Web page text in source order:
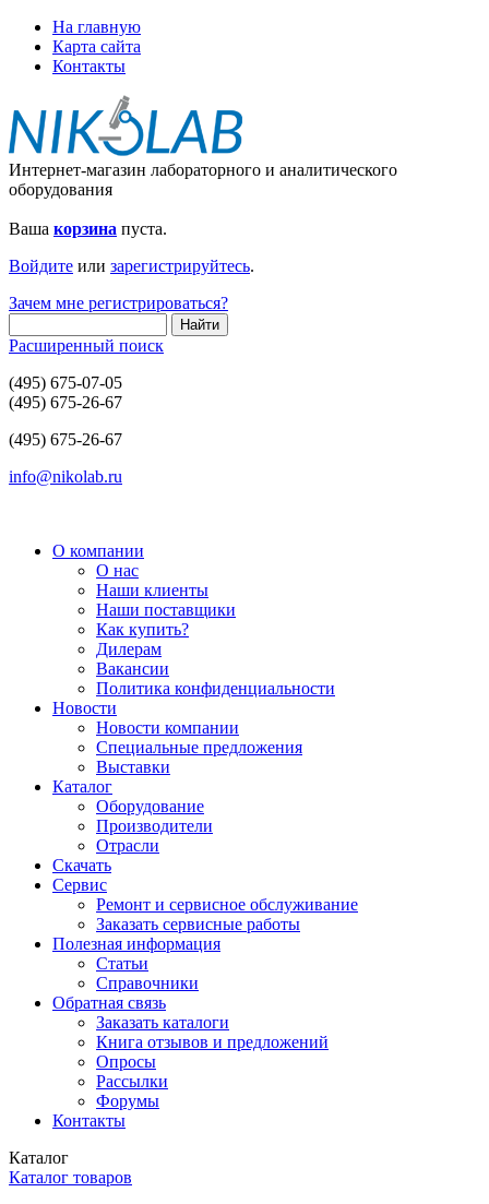
На главную
Карта сайта
Контакты
Интернет-магазин лабораторного и аналитического
оборудования
Ваша корзина пуста.
Войдите или зарегистрируйтесь.
Зачем мне регистрироваться?
Расширенный поиск
(495) 675-07-05
(495) 675-26-67
(495) 675-26-67
info@nikolab.ru
О компании
О нас
Наши клиенты
Наши поставщики
Как купить?
Дилерам
Вакансии
Политика конфиденциальности
Новости
Новости компании
Специальные предложения
Выставки
Каталог
Оборудование
Производители
Отрасли
Скачать
Сервис
Ремонт и сервисное обслуживание
Заказать сервисные работы
Полезная информация
Статьи
Справочники
Обратная связь
Заказать каталоги
Книга отзывов и предложений
Опросы
Рассылки
Форумы
Контакты
Каталог
Каталог товаров